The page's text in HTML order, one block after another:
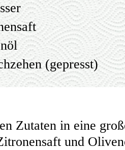
(gepresst)
Zutaten in eine
und